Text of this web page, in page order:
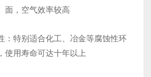
面，空气效率较高
特别适合化工、冶金等腐蚀性环
使用寿命可达十年以上